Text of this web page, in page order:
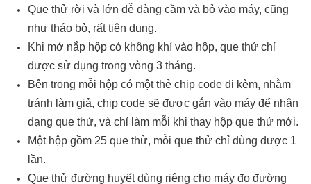
Que thử rời và lớn dễ dàng cầm và bỏ vào máy, cũng
như tháo bỏ, rất tiện dụng.
Khi mở nắp hộp có không khí vào hộp, que thử chỉ
được sử dụng trong vòng 3 tháng.
Bên trong mỗi hộp có một thẻ chip code đi kèm, nhằm
tránh làm giả, chip code sẽ được gắn vào máy để nhận
dạng que thử, và chỉ làm mỗi khi thay hộp que thử mới.
Một hộp gồm 25 que thử, mỗi que thử chỉ dùng được 1
lần.
Que thử đường huyết dùng riêng cho máy đo đường